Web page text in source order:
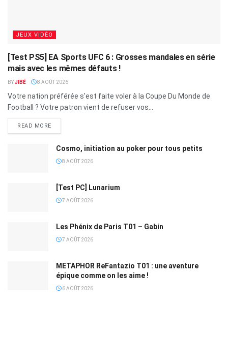
JEUX VIDÉO
[Test PS5] EA Sports UFC 6 : Grosses mandales en série
mais avec les mêmes défauts !
BYJIBÉ 8 AOÛT 2026
Votre nation préférée s'est faite voler à la Coupe Du Monde de
Football ? Votre patron vient de refuser vos...
READ MORE
Cosmo, initiation au poker pour tous petits
8 AOÛT 2026
[Test PC] Lunarium
7 AOÛT 2026
Les Phénix de Paris T01 – Gabin
7 AOÛT 2026
METAPHOR ReFantazio T01 : une aventure
épique comme on les aime !
6 AOÛT 2026